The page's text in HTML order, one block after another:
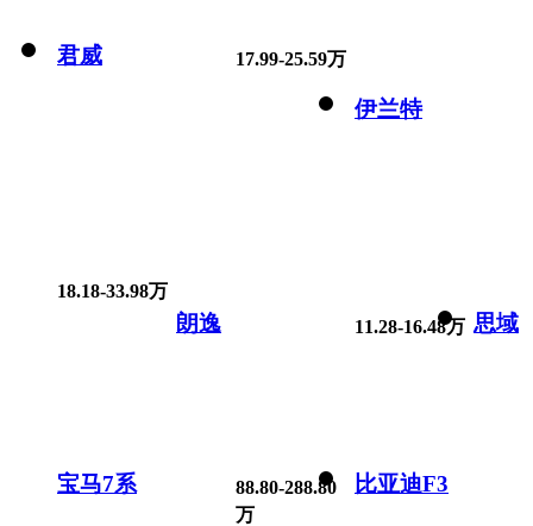
君威 17.99-25.59万
伊兰特
18.18-33.98万
朗逸 11.28-16.48万 思域
宝马7系
88.80-288.80
万
比亚迪F3